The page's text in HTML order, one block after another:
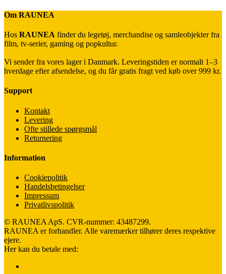
Om RAUNEA
Hos RAUNEA finder du legetøj, merchandise og samleobjekter fra
film, tv-serier, gaming og popkultur.
Vi sender fra vores lager i Danmark. Leveringstiden er normalt 1–3
hverdage efter afsendelse, og du får gratis fragt ved køb over 999 kr.
Support
Kontakt
Levering
Ofte stillede spørgsmål
Returnering
Information
Cookiepolitik
Handelsbetingelser
Impressum
Privatlivspolitik
© RAUNEA ApS. CVR-nummer: 43487299.
RAUNEA er forhandler. Alle varemærker tilhører deres respektive
ejere.
Her kan du betale med: